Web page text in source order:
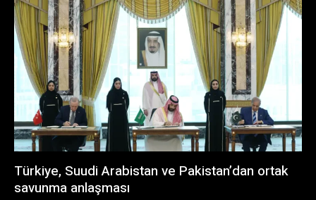
Türkiye, Suudi Arabistan ve Pakistan’dan ortak
savunma anlaşması